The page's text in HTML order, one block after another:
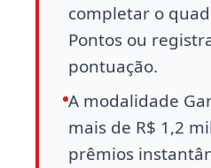
completar o
Pontos ou
pontuação.
A modalidade
mais de R$ 1,2
prêmios